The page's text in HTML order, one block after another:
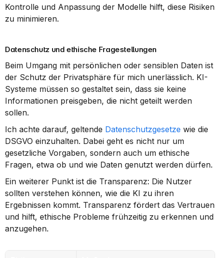
Kontrolle und Anpassung der Modelle hilft, diese Risiken
zu minimieren.
Datenschutz und ethische Fragestellungen
Beim Umgang mit persönlichen oder sensiblen Daten ist
der Schutz der Privatsphäre für mich unerlässlich. KI-
Systeme müssen so gestaltet sein, dass sie keine
Informationen preisgeben, die nicht geteilt werden
sollen.
Ich achte darauf, geltende Datenschutzgesetze wie die
DSGVO einzuhalten. Dabei geht es nicht nur um
gesetzliche Vorgaben, sondern auch um ethische
Fragen, etwa ob und wie Daten genutzt werden dürfen.
Ein weiterer Punkt ist die Transparenz: Die Nutzer
sollten verstehen können, wie die KI zu ihren
Ergebnissen kommt. Transparenz fördert das Vertrauen
und hilft, ethische Probleme frühzeitig zu erkennen und
anzugehen.